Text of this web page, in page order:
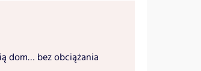
dom… bez obciążania